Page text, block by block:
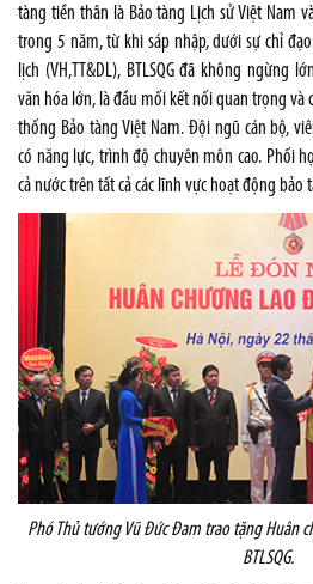
tàng tiền thân là Bảo tàng Lịch sử Việt Nam
trong 5 năm, từ khi sáp nhập, dưới sự chỉ đạo
lịch (VH,TT&DL), BTLSQG đã không ngừng
văn hóa lớn, là đầu mối kết nối quan trọng
thống Bảo tàng Việt Nam. Đội ngũ cán bộ,
có năng lực, trình độ chuyên môn cao. Phối
cả nước trên tất cả các lĩnh vực hoạt động bảo
Phó Thủ tướng Vũ Đức Đam trao tặng Huân
BTLSQG.